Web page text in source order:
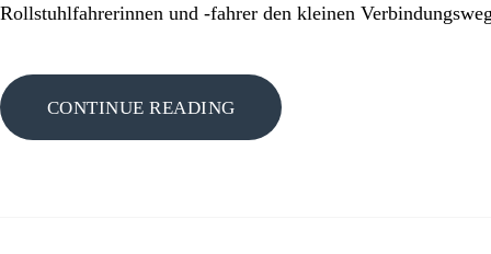
Rollstuhlfahrerinnen und -fahrer den kleinen
CONTINUE READING